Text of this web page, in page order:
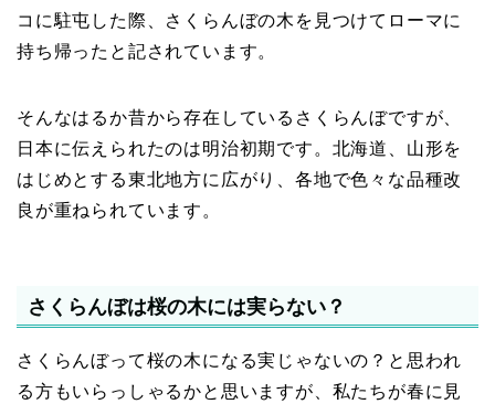
コに駐屯した際、さくらんぼの木を見つけてローマに
持ち帰ったと記されています。
そんなはるか昔から存在しているさくらんぼですが、
日本に伝えられたのは明治初期です。北海道、山形を
はじめとする東北地方に広がり、各地で色々な品種改
良が重ねられています。
さくらんぼは桜の木には実らない？
さくらんぼって桜の木になる実じゃないの？と思われ
る方もいらっしゃるかと思いますが、私たちが春に見